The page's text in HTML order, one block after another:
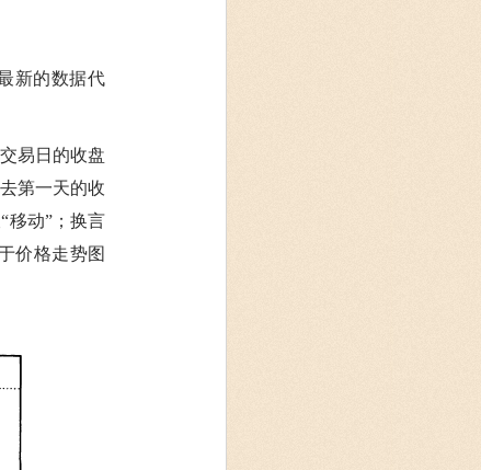
新的数据代
易日的收盘
第一天的收
移动”；换言
价格走势图